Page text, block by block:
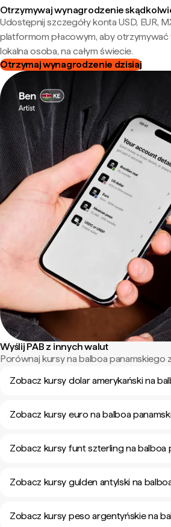
Otrzymywaj wynagrodzenie
Udostępnij szczegóły konta USD, EUR,
platformom płacowym, aby
lokalna osoba, na całym świecie.
Otrzymaj wynagrodzenie dzisiaj
Wyślij PAB z innych walut
Porównaj kursy na balboa panamskiego
Zobacz kursy dolar amerykański na
Zobacz kursy euro na balboa
Zobacz kursy funt szterling na balboa
Zobacz kursy gulden antylski na
Zobacz kursy peso argentyńskie na